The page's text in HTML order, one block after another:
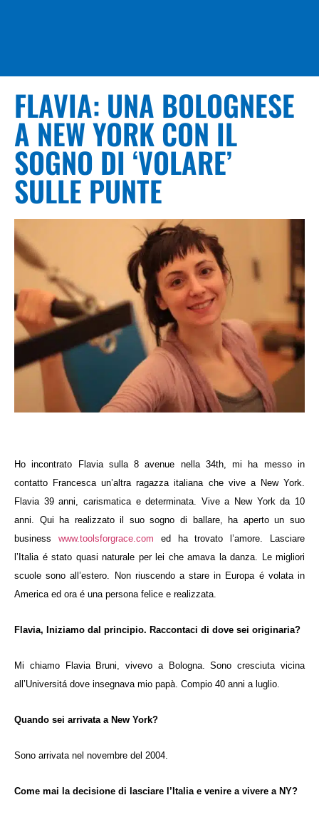
FLAVIA: UNA BOLOGNESE
A NEW YORK CON IL
SOGNO DI ‘VOLARE’
SULLE PUNTE
Ho incontrato Flavia sulla 8 avenue nella 34th, mi ha messo in
contatto Francesca un’altra ragazza italiana che vive a New York.
Flavia 39 anni, carismatica e determinata. Vive a New York da 10
anni. Qui ha realizzato il suo sogno di ballare, ha aperto un suo
business www.toolsforgrace.com
ed ha trovato l’amore. Lasciare
l’Italia é stato quasi naturale per lei che amava la danza. Le migliori
scuole sono all’estero. Non riuscendo a stare in Europa é volata in
America ed ora é una persona felice e realizzata.
Flavia, Iniziamo dal principio. Raccontaci di dove sei originaria?
Mi chiamo Flavia Bruni, vivevo a Bologna. Sono cresciuta vicina
all’Universitá dove insegnava mio papà. Compio 40 anni a luglio.
Quando sei arrivata a New York?
Sono arrivata nel novembre del 2004.
Come mai la decisione di lasciare l’Italia e venire a vivere a NY?